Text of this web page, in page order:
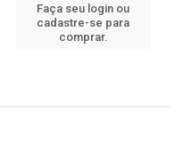
Faça seu login ou
cadastre-se para
comprar.